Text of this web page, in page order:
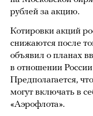
рублей за акцию.
Котировки акций
снижаются после
объявил о планах
в отношении России
Предполагается,
могут включать в
«Аэрофлота».